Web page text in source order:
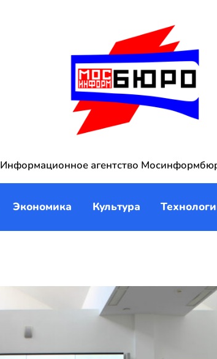
Информационное агентство
Экономика Культура